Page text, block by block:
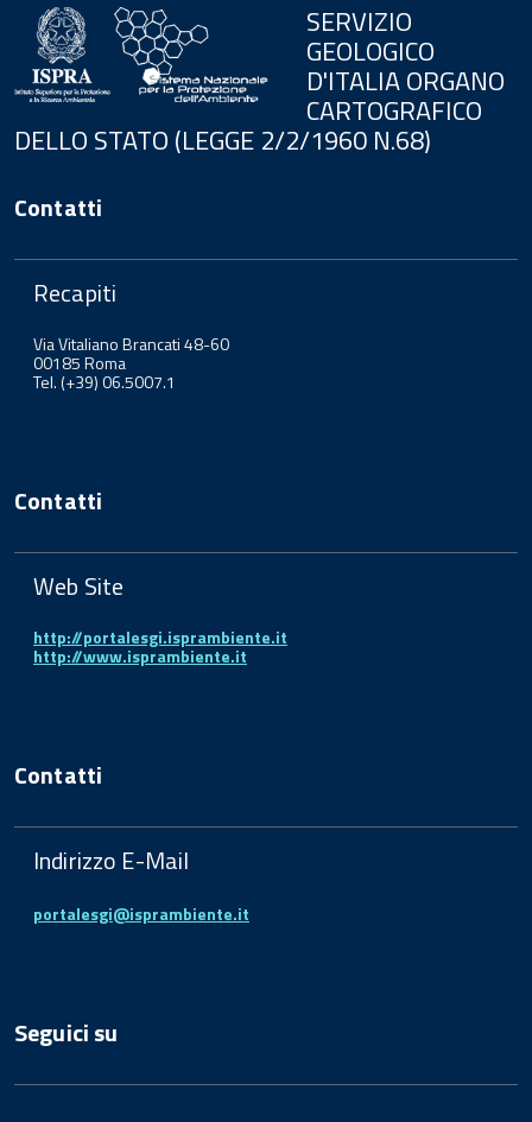
SERVIZIO
GEOLOGICO
D'ITALIA ORGANO
CARTOGRAFICO
DELLO STATO (LEGGE 2/2/1960 N.68)
Contatti
Recapiti
Via Vitaliano Brancati 48-60
00185 Roma
Tel. (+39) 06.5007.1
Contatti
Web Site
http://portalesgi.isprambiente.it
http://www.isprambiente.it
Contatti
Indirizzo E-Mail
portalesgi@isprambiente.it
Seguici su